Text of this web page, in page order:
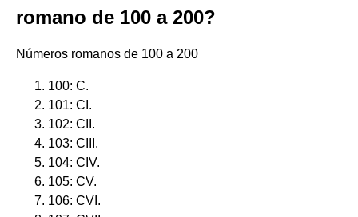
romano de 100 a 200?
Números romanos de 100 a 200
100: C.
101: CI.
102: CII.
103: CIII.
104: CIV.
105: CV.
106: CVI.